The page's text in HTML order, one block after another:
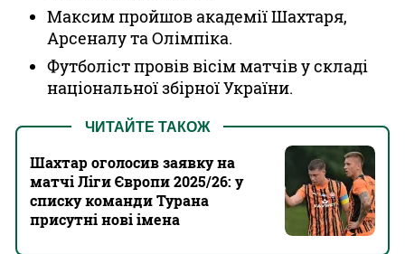
Максим пройшов академії Шахтаря,
Арсеналу та Олімпіка.
Футболіст провів вісім матчів у складі
національної збірної України.
ЧИТАЙТЕ ТАКОЖ
Шахтар оголосив заявку на
матчі Ліги Європи 2025/26: у
списку команди Турана
присутні нові імена